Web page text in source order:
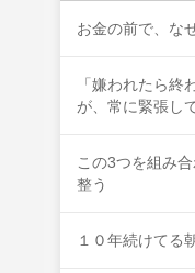
お金の前で、な
「嫌われたら終
が、常に緊張し
この3つを組み
整う
１０年続けてる